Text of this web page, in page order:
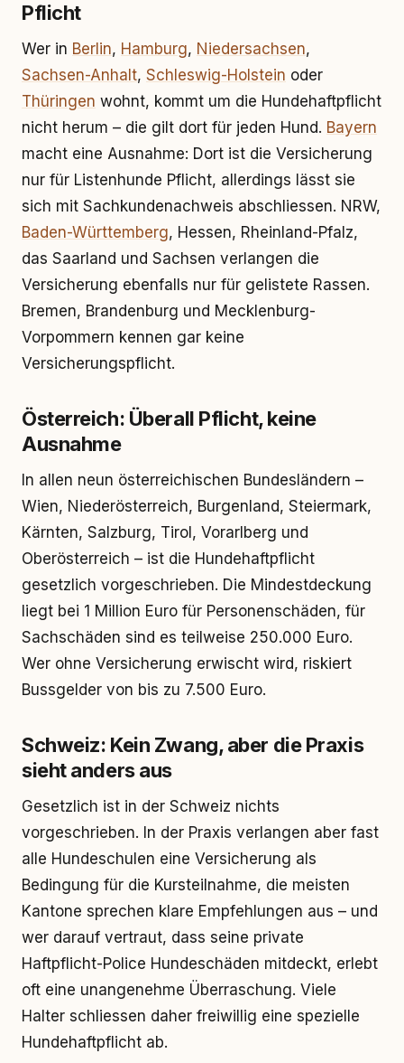
Pflicht
Wer in Berlin, Hamburg, Niedersachsen,
Sachsen-Anhalt, Schleswig-Holstein oder
Thüringen wohnt, kommt um die Hundehaftpflicht
nicht herum – die gilt dort für jeden Hund. Bayern
macht eine Ausnahme: Dort ist die Versicherung
nur für Listenhunde Pflicht, allerdings lässt sie
sich mit Sachkundenachweis abschliessen. NRW,
Baden-Württemberg, Hessen, Rheinland-Pfalz,
das Saarland und Sachsen verlangen die
Versicherung ebenfalls nur für gelistete Rassen.
Bremen, Brandenburg und Mecklenburg-
Vorpommern kennen gar keine
Versicherungspflicht.
Österreich: Überall Pflicht, keine
Ausnahme
In allen neun österreichischen Bundesländern –
Wien, Niederösterreich, Burgenland, Steiermark,
Kärnten, Salzburg, Tirol, Vorarlberg und
Oberösterreich – ist die Hundehaftpflicht
gesetzlich vorgeschrieben. Die Mindestdeckung
liegt bei 1 Million Euro für Personenschäden, für
Sachschäden sind es teilweise 250.000 Euro.
Wer ohne Versicherung erwischt wird, riskiert
Bussgelder von bis zu 7.500 Euro.
Schweiz: Kein Zwang, aber die Praxis
sieht anders aus
Gesetzlich ist in der Schweiz nichts
vorgeschrieben. In der Praxis verlangen aber fast
alle Hundeschulen eine Versicherung als
Bedingung für die Kursteilnahme, die meisten
Kantone sprechen klare Empfehlungen aus – und
wer darauf vertraut, dass seine private
Haftpflicht-Police Hundeschäden mitdeckt, erlebt
oft eine unangenehme Überraschung. Viele
Halter schliessen daher freiwillig eine spezielle
Hundehaftpflicht ab.